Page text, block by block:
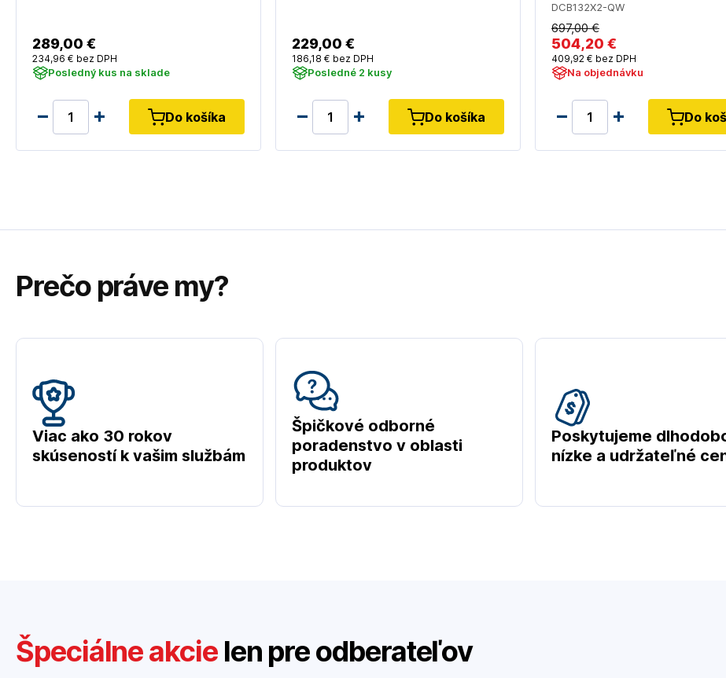
289,00 €
234,96 € bez DPH
Posledný kus na sklade
Do košíka
229,00 €
186,18 € bez DPH
Posledné 2 kusy
Do košíka
DCB132X2-QW
697,00 €
504,20 €
409,92 € bez DPH
Na objednávku
Do
Prečo práve my?
Viac ako 30 rokov
skúseností k vašim službám
Špičkové odborné
poradenstvo v oblasti
produktov
Poskytujeme
nízke a udržateľné
Špeciálne akcielen pre odberateľov